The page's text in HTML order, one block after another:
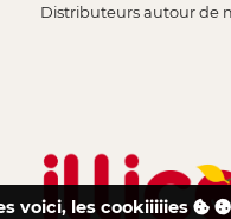
Distributeurs autour de
voici, les cookiiiiies